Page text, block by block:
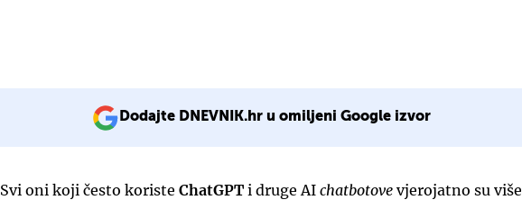
Dodajte DNEVNIK.hr u omiljeni Google izvor
Svi oni koji često koriste ChatGPT i druge AI chatbotove vjerojatno su više